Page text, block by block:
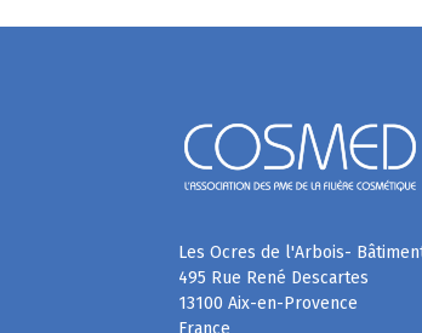
Les Ocres de l'Arbois-
495 Rue René Descartes
13100 Aix-en-Provence
France